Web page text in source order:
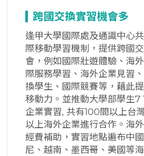
跨國交換實習機會多
逢甲大學國際處及通識中心
際移動學習機制，提供跨國
會，例如國際壯遊體驗、海
際服務學習、海外企業見習
換學生、國際競賽等，藉此
移動力。並推動大學部學生7
企業實習, 共有100間以上台
以上海外企業進行合作。海
經費補助，實習地點遍布中
尼、越南、墨西哥、美國等